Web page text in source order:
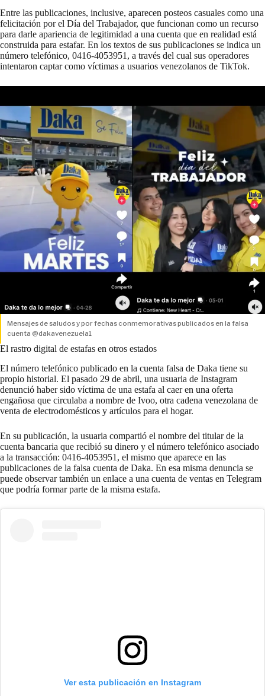
Entre las publicaciones, inclusive, aparecen posteos casuales como una
felicitación por el Día del Trabajador, que funcionan como un recurso
para darle apariencia de legitimidad a una cuenta que en realidad está
construida para estafar. En los textos de sus publicaciones se indica un
número telefónico, 0416-4053951, a través del cual sus operadores
intentaron captar como víctimas a usuarios venezolanos de TikTok.
Mensajes de saludos y por fechas conmemorativas publicados en la falsa
cuenta @dakavenezuela1
El rastro digital de estafas en otros estados
El número telefónico publicado en la cuenta falsa de Daka tiene su
propio historial. El pasado 29 de abril, una usuaria de Instagram
denunció haber sido víctima de una estafa al caer en una oferta
engañosa que circulaba a nombre de Ivoo, otra cadena venezolana de
venta de electrodomésticos y artículos para el hogar.
En su publicación, la usuaria compartió el nombre del titular de la
cuenta bancaria que recibió su dinero y el número telefónico asociado
a la transacción: 0416-4053951, el mismo que aparece en las
publicaciones de la falsa cuenta de Daka. En esa misma denuncia se
puede observar también un enlace a una cuenta de ventas en Telegram
que podría formar parte de la misma estafa.
Ver esta publicación en Instagram